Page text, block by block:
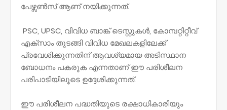
പേഴ്സൺസ് ആണ് നയിക്കുന്നത്.
PSC, UPSC, വിവിധ ബാങ്ക് ടെസ്റ്റുകൾ, കോമ്പറ്റിറ്റീവ്
എക്സാം തുടങ്ങി വിവിധ മേഖലകളിലേക്ക്
പ്രവേശിക്കുന്നതിന് ആവശ്യമായ അടിസ്ഥാന
ബോധനം പകരുക എന്നതാണ് ഈ പരിശീലന
പരിപാടിയിലൂടെ ഉദ്ദേശിക്കുന്നത്.
ഈ പരിശീലന പദ്ധതിയുടെ രക്ഷാധികാരിയും